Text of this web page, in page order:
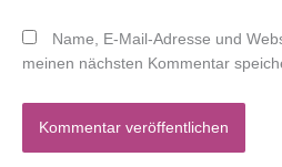
Name, E-Mail-Adresse und
meinen nächsten Kommentar